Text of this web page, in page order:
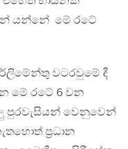
යන්නේ මේ රටේ
වටරවුමේ දී
මේ රටේ 6 වන
පුරවැසියන් වෙනුවෙන්
ප්‍රධාන